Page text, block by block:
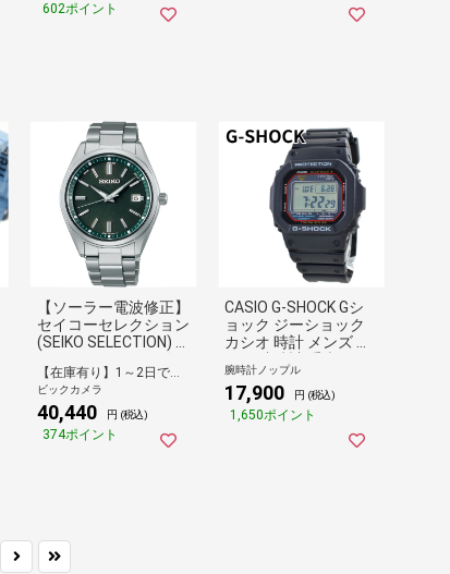
602ポイント
【ソーラー電波修正】
セイコーセレクション
(SEIKO SELECTION) S
リーン [正規品]
【在庫有り】1～2日で出荷予定(日付指定可)
ビックカメラ
40,440 円 (税込)
374ポイント
CASIO G-SHOCK Gシ
ョック ジーショック
カシオ 時計 メンズ 父
ソーラー マルチバン
ド6 デジタル ブラック
海外モデル GW-M561
0-1 誕生日プレゼント
ランキング お祝い
腕時計ノップル
17,900 円 (税込)
1,650ポイント